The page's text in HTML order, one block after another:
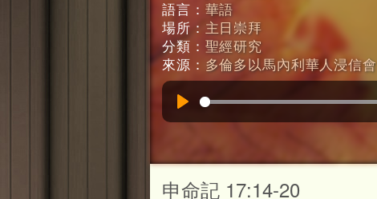
語言： 華語
場所： 主日崇拜
分類： 聖經研究
來源： 多倫多以馬內利華人浸信會
申命記 17:14-20